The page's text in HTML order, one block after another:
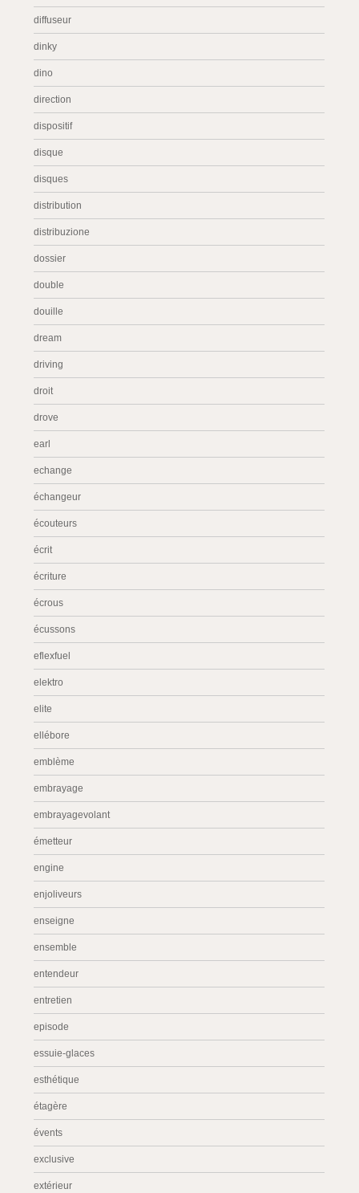
diffuseur
dinky
dino
direction
dispositif
disque
disques
distribution
distribuzione
dossier
double
douille
dream
driving
droit
drove
earl
echange
échangeur
écouteurs
écrit
écriture
écrous
écussons
eflexfuel
elektro
elite
ellébore
emblème
embrayage
embrayagevolant
émetteur
engine
enjoliveurs
enseigne
ensemble
entendeur
entretien
episode
essuie-glaces
esthétique
étagère
évents
exclusive
extérieur